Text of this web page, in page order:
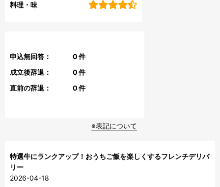
料理・味
申込無回答： 0件
成立後辞退：
0件
直前の辞退：
0件
※表記について
特選牛にランクアップ！おうちご飯を楽しくするフレンチデリバ
リー
2026-04-18